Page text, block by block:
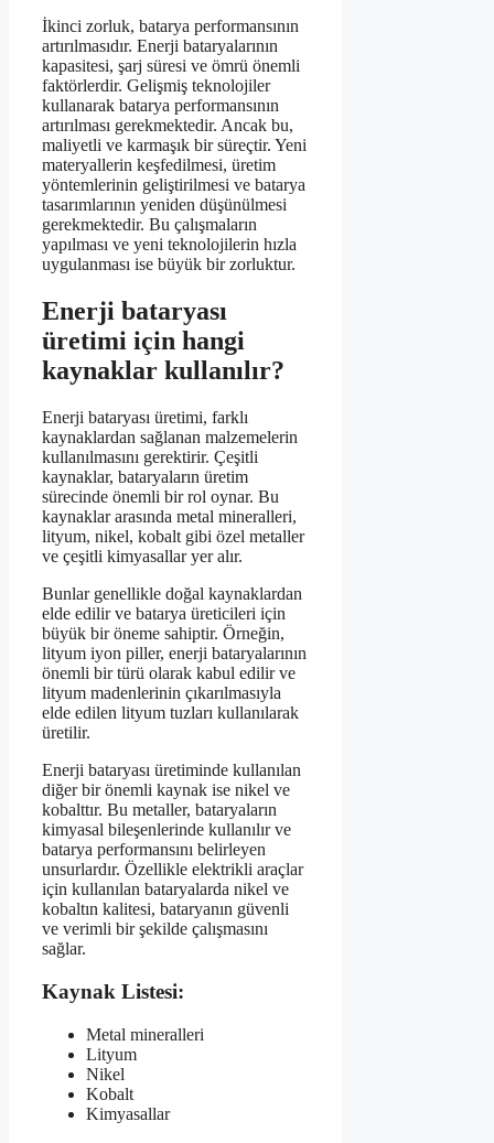
İkinci zorluk, batarya performansının
artırılmasıdır. Enerji bataryalarının
kapasitesi, şarj süresi ve ömrü önemli
faktörlerdir. Gelişmiş teknolojiler
kullanarak batarya performansının
artırılması gerekmektedir. Ancak bu,
maliyetli ve karmaşık bir süreçtir. Yeni
materyallerin keşfedilmesi, üretim
yöntemlerinin geliştirilmesi ve batarya
tasarımlarının yeniden düşünülmesi
gerekmektedir. Bu çalışmaların
yapılması ve yeni teknolojilerin hızla
uygulanması ise büyük bir zorluktur.
Enerji bataryası
üretimi için hangi
kaynaklar kullanılır?
Enerji bataryası üretimi, farklı
kaynaklardan sağlanan malzemelerin
kullanılmasını gerektirir. Çeşitli
kaynaklar, bataryaların üretim
sürecinde önemli bir rol oynar. Bu
kaynaklar arasında metal mineralleri,
lityum, nikel, kobalt gibi özel metaller
ve çeşitli kimyasallar yer alır.
Bunlar genellikle doğal kaynaklardan
elde edilir ve batarya üreticileri için
büyük bir öneme sahiptir. Örneğin,
lityum iyon piller, enerji bataryalarının
önemli bir türü olarak kabul edilir ve
lityum madenlerinin çıkarılmasıyla
elde edilen lityum tuzları kullanılarak
üretilir.
Enerji bataryası üretiminde kullanılan
diğer bir önemli kaynak ise nikel ve
kobalttır. Bu metaller, bataryaların
kimyasal bileşenlerinde kullanılır ve
batarya performansını belirleyen
unsurlardır. Özellikle elektrikli araçlar
için kullanılan bataryalarda nikel ve
kobaltın kalitesi, bataryanın güvenli
ve verimli bir şekilde çalışmasını
sağlar.
Kaynak Listesi:
Metal mineralleri
Lityum
Nikel
Kobalt
Kimyasallar